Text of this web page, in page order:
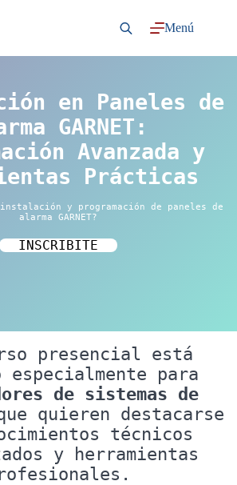
Menú
en Paneles de
GARNET:
Avanzada y
Prácticas
y programación de paneles de
alarma GARNET?
INSCRIBITE
presencial está
especialmente para
de sistemas de
quieren destacarse
técnicos
y herramientas